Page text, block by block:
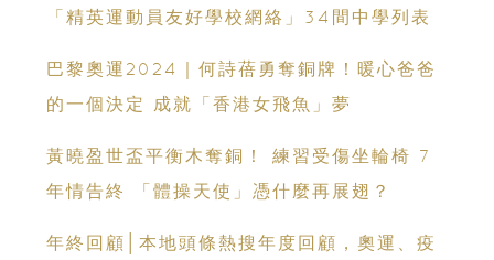
「精英運動員友好學校網絡」34間中學列表
巴黎奧運2024｜何詩蓓勇奪銅牌！暖心爸爸
的一個決定 成就「香港女飛魚」夢
黃曉盈世盃平衡木奪銅！ 練習受傷坐輪椅 7
年情告終 「體操天使」憑什麼再展翅？
年終回顧│本地頭條熱搜年度回顧，奧運、疫